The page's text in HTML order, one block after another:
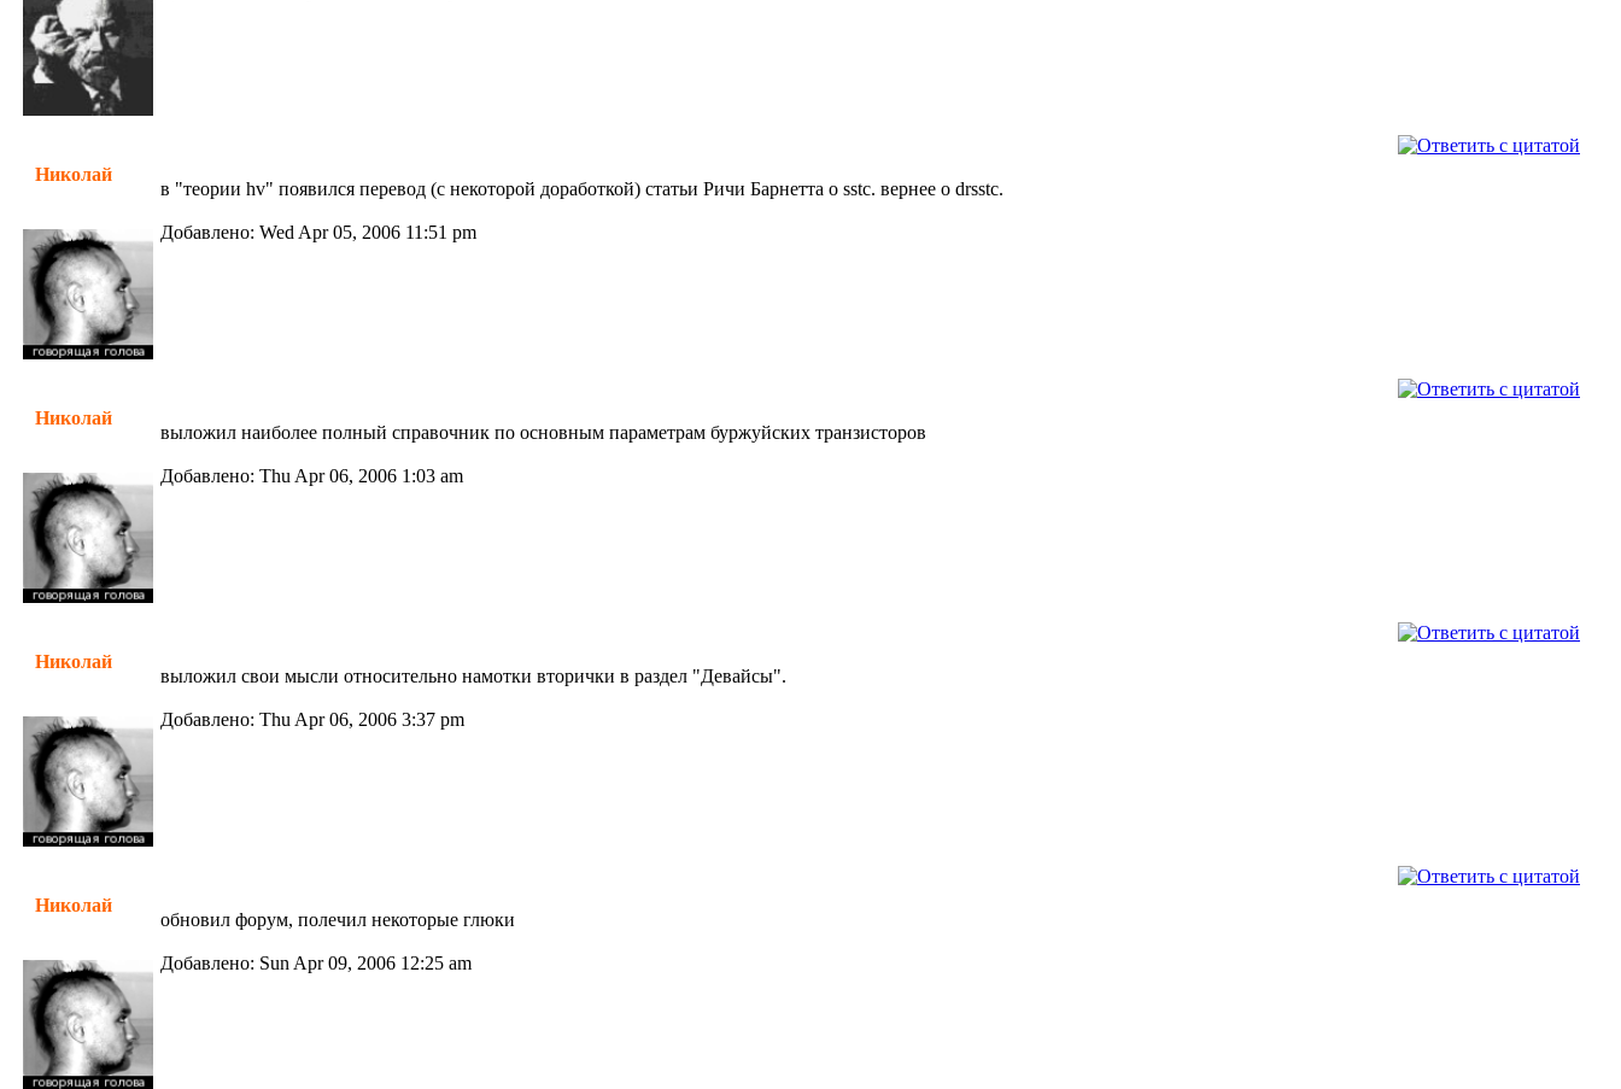
Николай
в "теории hv" появился перевод (с некоторой доработкой) статьи Ричи Барнетта о sstc. вернее о drsstc.
Добавлено: Wed Apr 05, 2006 11:51 pm
Николай
выложил наиболее полный справочник по основным параметрам буржуйских транзисторов
Добавлено: Thu Apr 06, 2006 1:03 am
Николай
выложил свои мысли относительно намотки вторички в раздел "Девайсы".
Добавлено: Thu Apr 06, 2006 3:37 pm
Николай
обновил форум, полечил некоторые глюки
Добавлено: Sun Apr 09, 2006 12:25 am